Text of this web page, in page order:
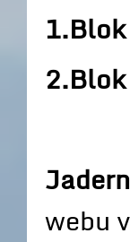
1.Blok
2.Blok
webu